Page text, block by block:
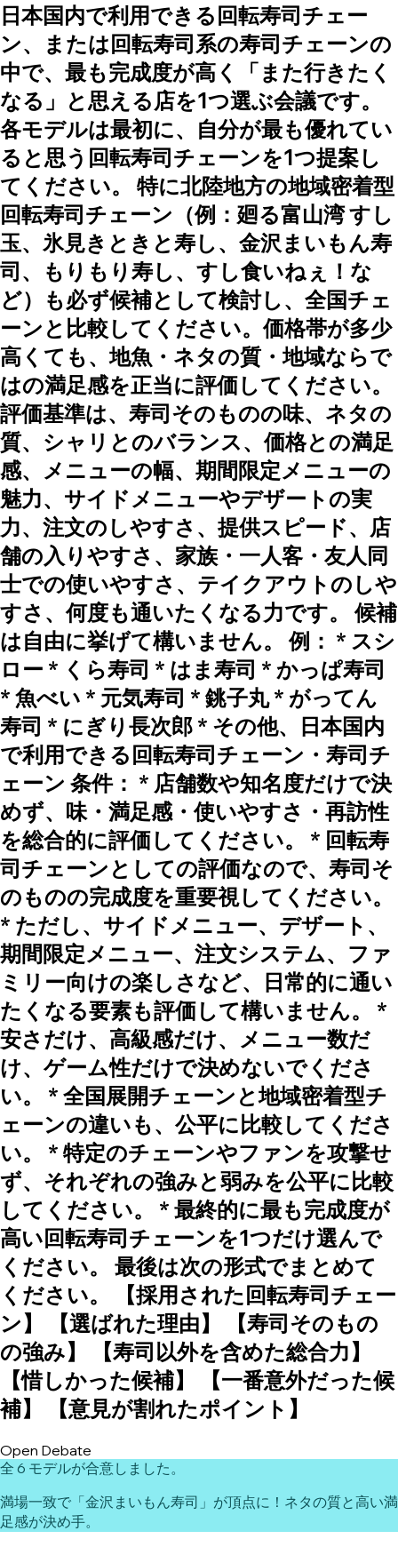
日本国内で利用できる回転寿司チェー
ン、または回転寿司系の寿司チェーンの
中で、最も完成度が高く「また行きたく
なる」と思える店を1つ選ぶ会議です。
各モデルは最初に、自分が最も優れてい
ると思う回転寿司チェーンを1つ提案し
てください。 特に北陸地方の地域密着型
回転寿司チェーン（例：廻る富山湾 すし
玉、氷見きときと寿し、金沢まいもん寿
司、もりもり寿し、すし食いねぇ！な
ど）も必ず候補として検討し、全国チェ
ーンと比較してください。価格帯が多少
高くても、地魚・ネタの質・地域ならで
はの満足感を正当に評価してください。
評価基準は、寿司そのものの味、ネタの
質、シャリとのバランス、価格との満足
感、メニューの幅、期間限定メニューの
魅力、サイドメニューやデザートの実
力、注文のしやすさ、提供スピード、店
舗の入りやすさ、家族・一人客・友人同
士での使いやすさ、テイクアウトのしや
すさ、何度も通いたくなる力です。 候補
は自由に挙げて構いません。 例： * スシ
ロー * くら寿司 * はま寿司 * かっぱ寿司
* 魚べい * 元気寿司 * 銚子丸 * がってん
寿司 * にぎり長次郎 * その他、日本国内
で利用できる回転寿司チェーン・寿司チ
ェーン 条件： * 店舗数や知名度だけで決
めず、味・満足感・使いやすさ・再訪性
を総合的に評価してください。 * 回転寿
司チェーンとしての評価なので、寿司そ
のものの完成度を重要視してください。
* ただし、サイドメニュー、デザート、
期間限定メニュー、注文システム、ファ
ミリー向けの楽しさなど、日常的に通い
たくなる要素も評価して構いません。 *
安さだけ、高級感だけ、メニュー数だ
け、ゲーム性だけで決めないでくださ
い。 * 全国展開チェーンと地域密着型チ
ェーンの違いも、公平に比較してくださ
い。 * 特定のチェーンやファンを攻撃せ
ず、それぞれの強みと弱みを公平に比較
してください。 * 最終的に最も完成度が
高い回転寿司チェーンを1つだけ選んで
ください。 最後は次の形式でまとめて
ください。 【採用された回転寿司チェー
ン】 【選ばれた理由】 【寿司そのもの
の強み】 【寿司以外を含めた総合力】
【惜しかった候補】 【一番意外だった候
補】 【意見が割れたポイント】
Open Debate
全 6 モデルが合意しました。
満場一致で「金沢まいもん寿司」が頂点に！ネタの質と高い満
足感が決め手。